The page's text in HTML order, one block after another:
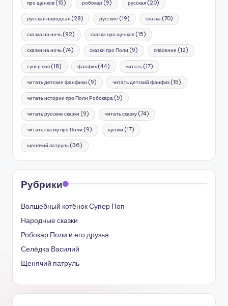
про щенков (15) робокар (9) русская(20)
русская народная (28) русские (19) сказка(70)
сказка на ночь (92) сказка про щенков(15)
сказки на ночь (74) сказки про Поли (9) спасение (12)
супер поп (18) фанфик(44) читать(17)
читать детские фанфики (9) читать детский фанфик(15)
читать истории про Поли Робокара (9)
читать русские сказки (9) читать сказку(74)
читать сказку про Поли (9) щенки (17)
щенячий патруль (36)
Рубрики
Волшебный котёнок Супер Поп
Народные сказки
Робокар Поли и его друзья
Селёдка Василий
Щенячий патруль